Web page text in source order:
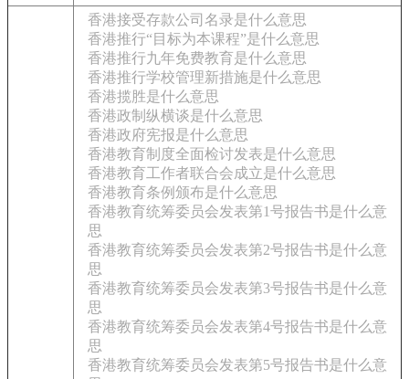
香港接受存款公司名录是什么意思
香港推行“目标为本课程”是什么意思
香港推行九年免费教育是什么意思
香港推行学校管理新措施是什么意思
香港揽胜是什么意思
香港政制纵横谈是什么意思
香港政府宪报是什么意思
香港教育制度全面检讨发表是什么意思
香港教育工作者联合会成立是什么意思
香港教育条例颁布是什么意思
香港教育统筹委员会发表第1号报告书是什么意
思
香港教育统筹委员会发表第2号报告书是什么意
思
香港教育统筹委员会发表第3号报告书是什么意
思
香港教育统筹委员会发表第4号报告书是什么意
思
香港教育统筹委员会发表第5号报告书是什么意